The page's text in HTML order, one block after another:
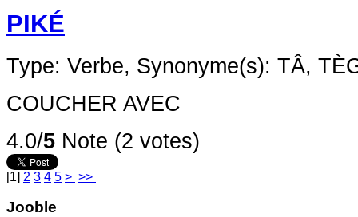
PIKÉ
Type: Verbe, Synonyme(s): TÂ,
COUCHER AVEC
4.0/5 Note (2 votes)
[1] 2 3 4 5 > >>
Jooble